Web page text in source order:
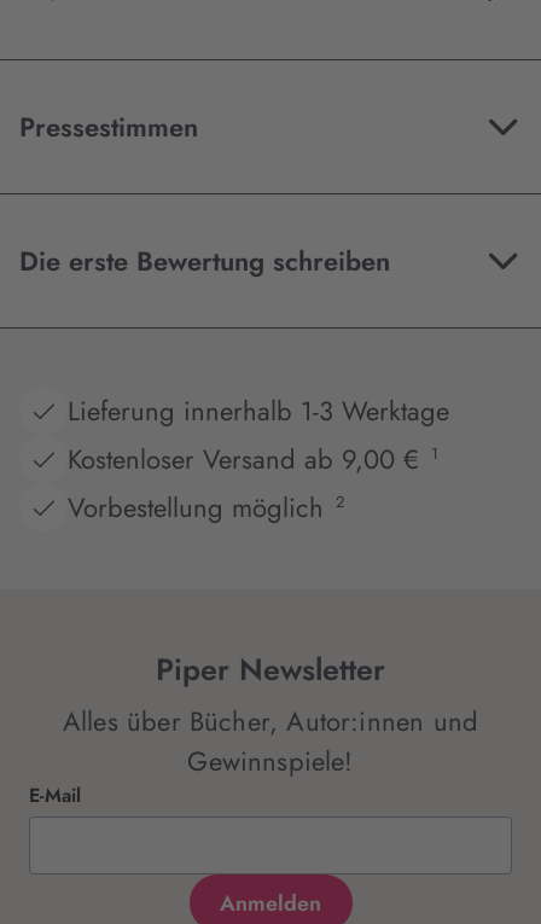
Pressestimmen
Die erste Bewertung schreiben
Lieferung innerhalb 1-3 Werktage
Kostenloser Versand ab 9,00 €
1
Vorbestellung möglich 2
Piper Newsletter
Alles über Bücher, Autor:innen und
Gewinnspiele!
E-Mail